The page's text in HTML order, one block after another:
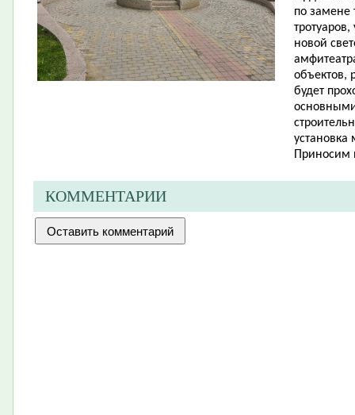
по замене
новой
объектов,
будет
установка
Приносим
КОММЕНТАРИИ